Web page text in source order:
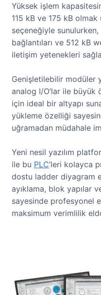
Yüksek işlem
115 kB ve 175 kB olmak
seçeneğiyle
bağlantıları ve 512 kB
iletişim yetenekleri
Genişletilebilir modüler
analog I/O’lar ile
için ideal bir altyapı
yükleme özelliği
uğramadan müdahale
Yeni nesil yazılım
ile bu PLC’leri kolayca
dostu ladder diyagram
ayıklama, blok yapılar
sayesinde profesyonel
maksimum verimlilik